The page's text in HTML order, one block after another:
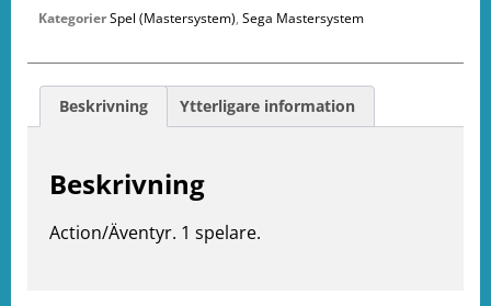
KategorierSpel (Mastersystem), Sega Mastersystem
Beskrivning Ytterligare information
Beskrivning
Action/Äventyr. 1 spelare.